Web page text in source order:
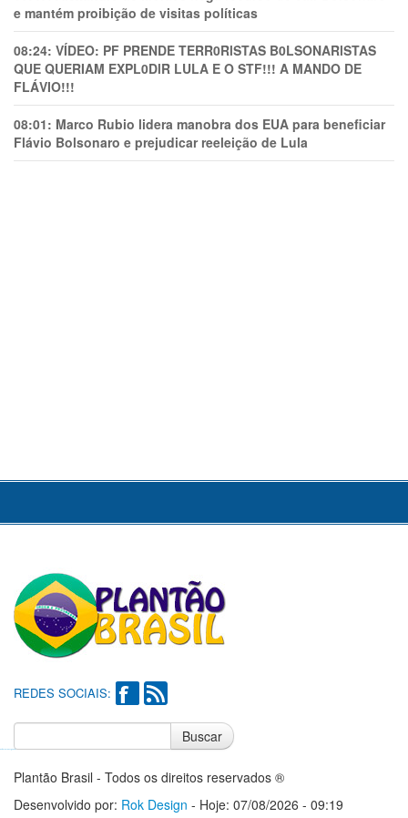
e mantém proibição de visitas políticas
08:24: VÍDEO: PF PRENDE TERR0RlSTAS B0LSONARlSTAS
QUE QUERIAM EXPL0DlR LULA E O STF!!! A MANDO DE
FLÁVIO!!!
08:01: Marco Rubio lidera manobra dos EUA para beneficiar
Flávio Bolsonaro e prejudicar reeleição de Lula
REDES SOCIAIS:
Buscar
Plantão Brasil - Todos os direitos reservados ®
Desenvolvido por: Rok Design - Hoje: 07/08/2026 - 09:19